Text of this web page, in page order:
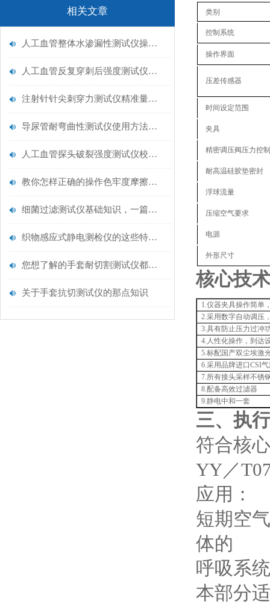
相关文章
人工血管整体水渗漏性测试仪操作中最容易出错的步骤
人工血管反复穿刺后强度测试仪是什么？透析患者的“生命管“质量靠它把关！
注射针针尖刺穿力测试仪精准量化针尖锋利度，构筑临床安全防线
导尿管耐弯曲性测试仪使用方法与操作规范
人工血管探头破裂强度测试仪校准规范：精准赋能医疗安全的技术基准
教你怎样正确的操作色牢度摩擦测试机
细菌过滤测试仪基础知识，一篇搞定
织物感应式静电测检仪的这些特点很少有人都知道
您想了解的手套耐切割测试仪都在这里了
关于手套抗切测试仪的那点知识
‌类别‌
控制系统‌
操作界面‌‌
压差传感器‌
时间设定范围‌‌
夹具
精密调压阀压力控制
耐高温硅胶垫密封
浮球流量
压缩空气要求
电源
外形尺寸
核心技
1.仪器夹具操作简单
2.采用数字自动调压
3.具有防止压力过冲
4.人性化操作，到达
5.标配国产双尘埃激
6.采用品牌进口CSI
7.所有接头采样不锈
8.配备高效过滤器
9.静电中和一套
三、执
符合核
YY／
应用：
短期空
体的
呼吸系
本部分